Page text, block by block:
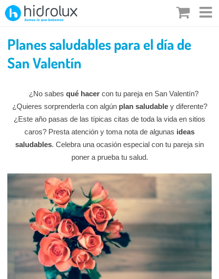
Saltar
Planes saludables para el día de
San Valentín
¿No sabes qué hacercon tu pareja en San Valentín?
¿Quieres sorprenderla con algún plan saludabley diferente?
¿Este año pasas de las típicas citas de toda la vida en sitios
caros? Presta atención y toma nota de algunas ideas
saludables. Celebra una ocasión especial con tu pareja sin
poner a prueba tu salud.